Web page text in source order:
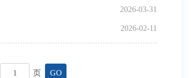
2026-03-31
2026-02-11
页 GO